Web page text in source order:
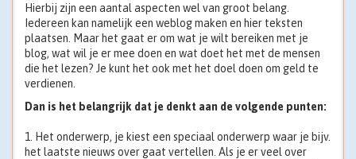
Hierbij zijn een aantal aspecten wel van groot belang.
Iedereen kan namelijk een weblog maken en hier teksten
plaatsen. Maar het gaat er om wat je wilt bereiken met je
blog, wat wil je er mee doen en wat doet het met de mensen
die het lezen? Je kunt het ook met het doel doen om geld te
verdienen.
Dan is het belangrijk dat je denkt aan de volgende punten:
1. Het onderwerp, je kiest een speciaal onderwerp waar je bijv.
het laatste nieuws over gaat vertellen. Als je er veel over